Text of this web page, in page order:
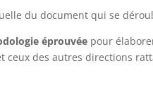
du document qui se
éprouvée pour
ceux des autres directions